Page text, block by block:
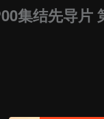
集结先导片